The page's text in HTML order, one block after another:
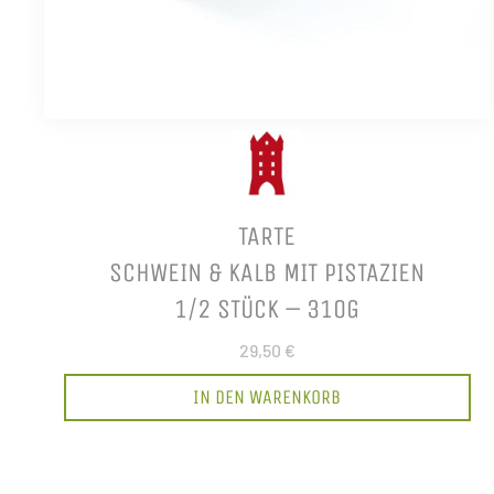
TARTE
SCHWEIN & KALB MIT PISTAZIEN
1/2 STÜCK – 310G
29,50 €
IN DEN WARENKORB